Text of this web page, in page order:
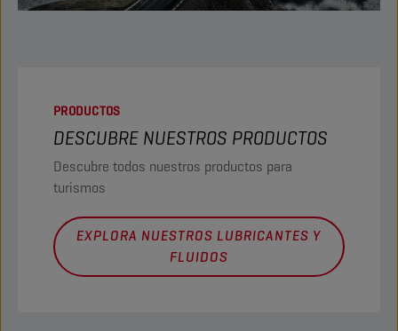
PRODUCTOS
DESCUBRE NUESTROS PRODUCTOS
Descubre todos nuestros productos para
turismos
EXPLORA NUESTROS LUBRICANTES Y
FLUIDOS